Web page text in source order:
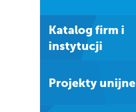
Katalog firm i
instytucji
Projekty unijne